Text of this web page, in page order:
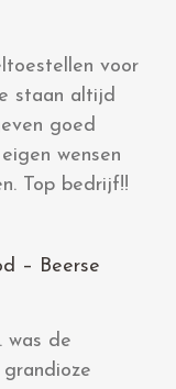
voor
staan altijd
goed
wensen
Top bedrijf!!
– Beerse
was de